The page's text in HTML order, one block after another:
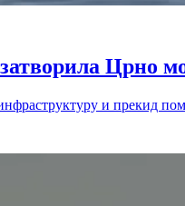
Црно
и прекид